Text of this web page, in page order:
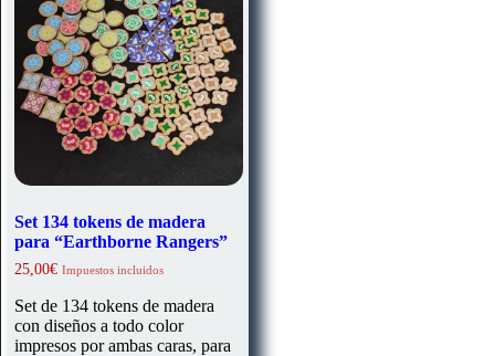
Set 134 tokens de madera
para “Earthborne Rangers”
25,00€ Impuestos incluidos
Set de 134 tokens de madera
con diseños a todo color
impresos por ambas caras, para